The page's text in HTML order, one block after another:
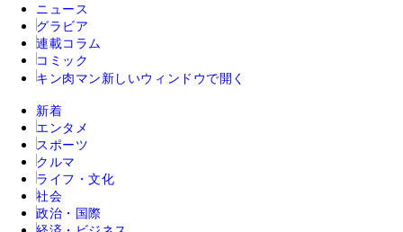
ニュース
グラビア
連載コラム
コミック
キン肉マン 新しいウィンドウで開く
新着
エンタメ
スポーツ
クルマ
ライフ・文化
社会
政治・国際